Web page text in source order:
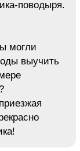
поводыря.
могли
выучить